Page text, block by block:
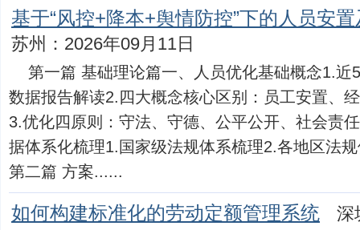
基于“风控+降本+舆情防控”下的人员安
苏州：2026年09月11日
第一篇 基础理论篇一、人员优化基础概念1.近
数据报告解读2.四大概念核心区别：员工安置、
3.优化四原则：守法、守德、公平公开、社会责
据体系化梳理1.国家级法规体系梳理2.各地区法
第二篇 方案......
如何构建标准化的劳动定额管理系统 深